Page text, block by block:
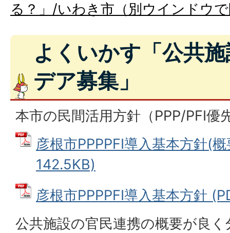
る？」/いわき市（別ウインドウ
よくいかす「公共
デア募集」
本市の民間活用方針（PPP/PFI優
彦根市PPPPFI導入基本方針(
142.5KB)
彦根市PPPPFI導入基本方針
公共施設の官民連携の概要が良